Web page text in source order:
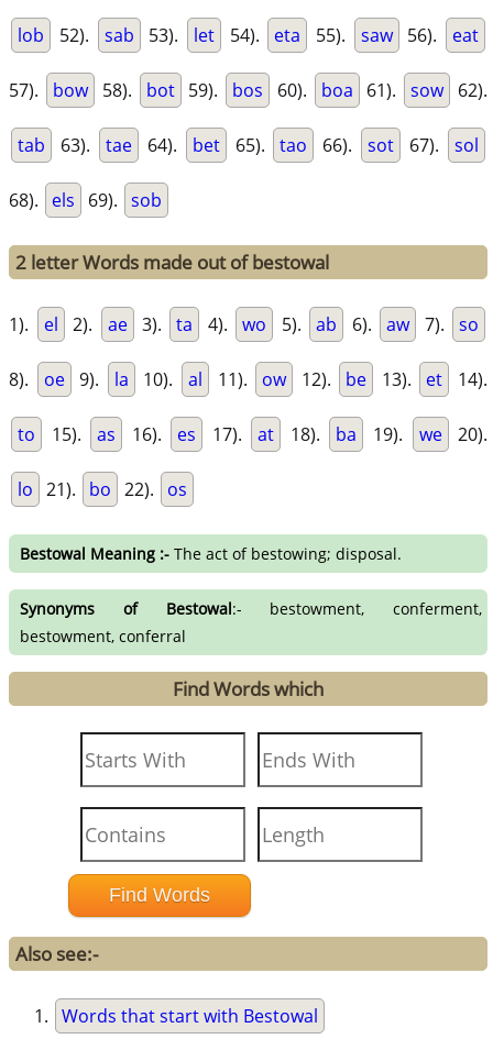
lob 52). sab 53). let 54). eta 55). saw 56). eat
57). bow 58). bot 59). bos 60). boa 61). sow 62).
tab 63). tae 64). bet 65). tao 66). sot 67). sol
68). els 69). sob
2 letter Words made out of bestowal
1). el 2). ae 3). ta 4). wo 5). ab 6). aw 7). so
8). oe 9). la 10). al 11). ow 12). be 13). et 14).
to 15). as 16). es 17). at 18). ba 19). we 20).
lo 21). bo 22). os
Bestowal Meaning :- The act of bestowing; disposal.
Synonyms of Bestowal:- bestowment, conferment,
bestowment, conferral
Find Words which
Also see:-
Words that start with Bestowal